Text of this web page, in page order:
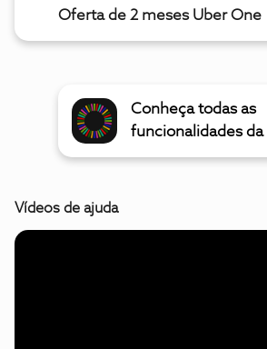
Oferta de 2 meses Uber One
Conheça todas as
funcionalidades da
Vídeos de ajuda